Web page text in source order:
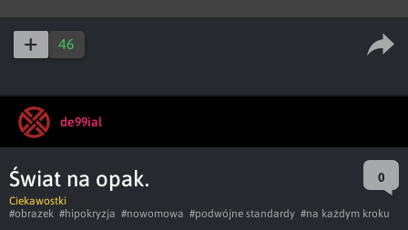
46
de99ial
Świat na opak. 0
Ciekawostki
#obrazek #hipokryzja #nowomowa #podwójne standardy #na każdym kroku